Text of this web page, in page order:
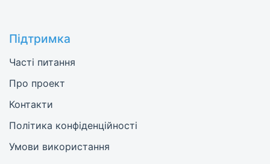
Підтримка
Часті питання
Про проект
Контакти
Політика конфіденційності
Умови використання